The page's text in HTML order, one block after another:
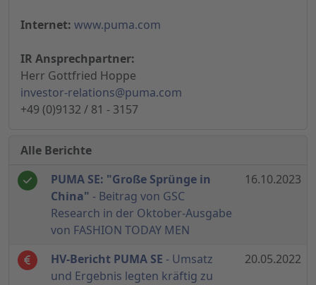
Internet: www.puma.com
IR Ansprechpartner:
Herr Gottfried Hoppe
investor-relations@puma.com
+49 (0)9132 / 81 - 3157
Alle Berichte
PUMA SE: "Große Sprünge in
China" - Beitrag von GSC
Research in der Oktober-Ausgabe
von FASHION TODAY MEN
16.10.2023
HV-Bericht PUMA SE - Umsatz
und Ergebnis legten kräftig zu
20.05.2022